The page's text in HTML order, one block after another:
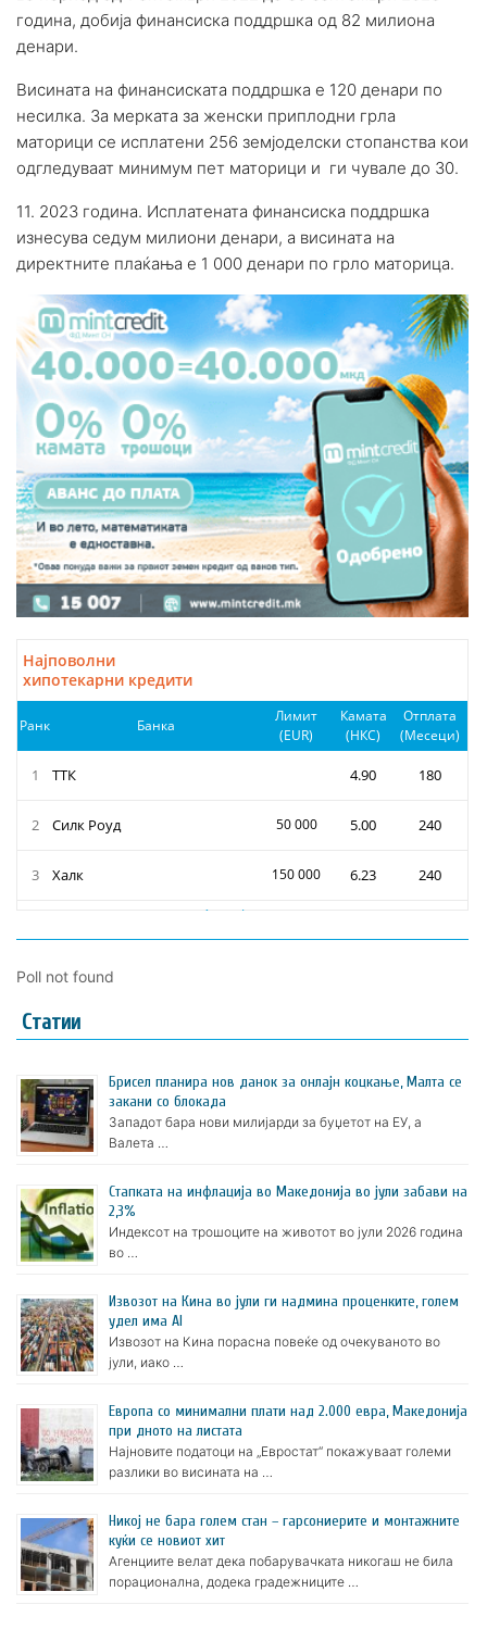
година, добија финансиска поддршка од 82 милиона
денари.
Висината на финансиската поддршка е 120 денари по
несилка. За мерката за женски приплодни грла
маторици се исплатени 256 земјоделски стопанства кои
одгледуваат минимум пет маторици и ги чувале до 30.
11. 2023 година. Исплатената финансиска поддршка
изнесува седум милиони денари, а висината на
директните плаќања е 1 000 денари по грло маторица.
Poll not found
Статии
Брисел планира нов данок за онлајн коцкање, Малта се
закани со блокада
Западот бара нови милијарди за буџетот на ЕУ, а
Валета …
Стапката на инфлација во Македонија во јули забави на
2,3%
Индексот на трошоците на животот во јули 2026 година
во …
Извозот на Кина во јули ги надмина проценките, голем
удел има AI
Извозот на Кина порасна повеќе од очекуваното во
јули, иако …
Европа со минимални плати над 2.000 евра, Македонија
при дното на листата
Најновите податоци на „Евростат“ покажуваат големи
разлики во висината на …
Никој не бара голем стан – гарсониерите и монтажните
куќи се новиот хит
Агенциите велат дека побарувачката никогаш не била
порационална, додека градежниците …